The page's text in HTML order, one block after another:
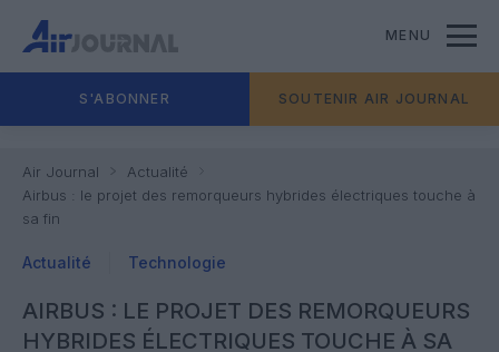
MENU
S'ABONNER SOUTENIR AIR JOURNAL
Air Journal
Actualité
Airbus : le projet des remorqueurs hybrides électriques touche à
sa fin
Actualité Technologie
AIRBUS : LE PROJET DES REMORQUEURS
HYBRIDES ÉLECTRIQUES TOUCHE À SA